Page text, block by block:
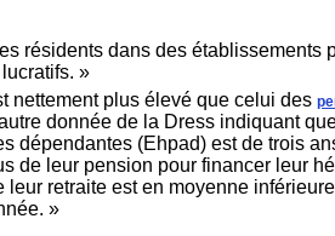
résidents dans des établissements
»
nettement plus élevé que celui des
donnée de la Dress indiquant
dépendantes (Ehpad) est de trois
de leur pension pour financer leur
retraite est en moyenne
»